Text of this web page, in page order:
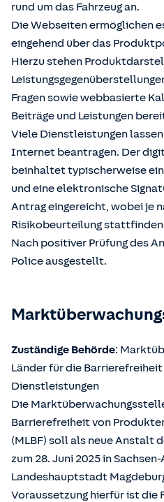
rund um das Fahrzeug an.
Die Webseiten ermöglichen
eingehend über das
Hierzu stehen
Fragen sowie webbasierte
Beiträge und Leistungen
Viele Dienstleistungen
Internet beantragen. Der
beinhaltet typischerweise
und eine elektronische
Antrag eingereicht, wobei je
Risikobeurteilung stattfinden
Nach positiver Prüfung des
Police ausgestellt.
Zuständige Behörde:
Länder für die
Dienstleistungen
Die
Barrierefreiheit von
(MLBF) soll als neue Anstalt
zum 28. Juni 2025 in
Landeshauptstadt
Voraussetzung hierfür ist die